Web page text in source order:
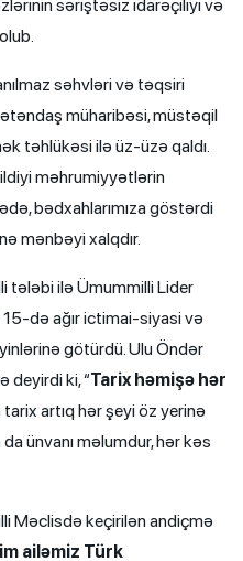
səriştəsiz idarəçiliyi və
səhvləri və təqsiri
müharibəsi, müstəqil
təhlükəsi ilə üz-üzə qaldı.
məhrumiyyətlərin
bədxahlarımıza göstərdi
mənbəyi xalqdır.
tələbi ilə Ümummilli Lider
də ağır ictimai-siyasi və
götürdü. Ulu Öndər
deyirdi ki, “Tarix həmişə hər
tarix artıq hər şeyi öz yerinə
ünvanı məlumdur, hər kəs
Məclisdə keçirilən andiçmə
ailəmiz Türk